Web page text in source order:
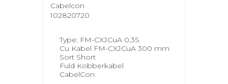
Cabelcon
102820720
Type: FM-CXJCuA 0,3S
Cu Kabel FM-CXJCuA 300 mm
Sort Short
Fuld Kobberkabel
CabelCon